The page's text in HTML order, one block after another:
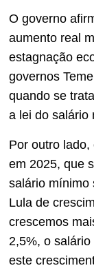
O governo
aumento real
estagnação
governos
quando se
a lei do salário
Por outro
em 2025, que
salário mínimo
Lula de
crescemos
2,5%, o
este